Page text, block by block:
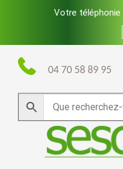
Votre téléphonie
04 70 58 89